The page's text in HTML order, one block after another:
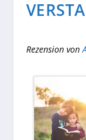
Rezension von